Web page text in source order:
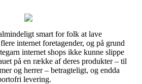
smart for folk at lave
internet foretagender, og på grund
internet shops ikke kunne slippe
på en række af deres produkter – til
og herrer – betragteligt, og endda
levering.